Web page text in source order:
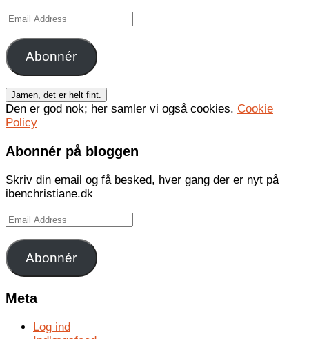
Email
Abonnér
Den er god nok; her samler vi også cookies. Cookie
Policy
Abonnér på bloggen
Skriv din email og få besked, hver gang der er nyt på
ibenchristiane.dk
Email
Abonnér
Meta
Log ind